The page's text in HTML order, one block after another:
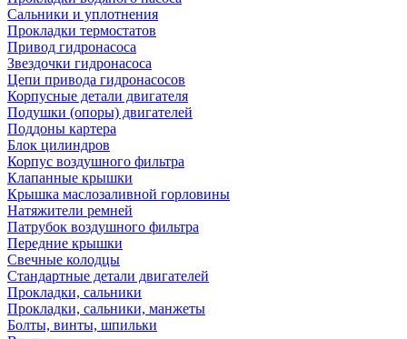
Сальники и уплотнения
Прокладки термостатов
Привод гидронасоса
Звездочки гидронасоса
Цепи привода гидронасосов
Корпусные детали двигателя
Подушки (опоры) двигателей
Поддоны картера
Блок цилиндров
Корпус воздушного фильтра
Клапанные крышки
Крышка маслозаливной горловины
Натяжители ремней
Патрубок воздушного фильтра
Передние крышки
Свечные колодцы
Стандартные детали двигателей
Прокладки, сальники
Прокладки, сальники, манжеты
Болты, винты, шпильки